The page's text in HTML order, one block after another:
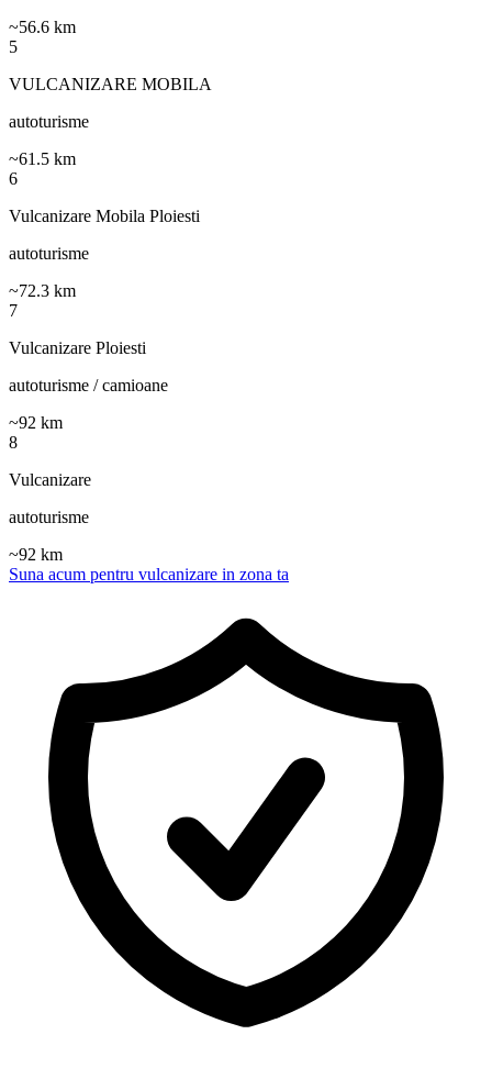
~56.6 km
5
VULCANIZARE MOBILA
autoturisme
~61.5 km
6
Vulcanizare Mobila Ploiesti
autoturisme
~72.3 km
7
Vulcanizare Ploiesti
autoturisme / camioane
~92 km
8
Vulcanizare
autoturisme
~92 km
Suna acum pentru vulcanizare in zona ta